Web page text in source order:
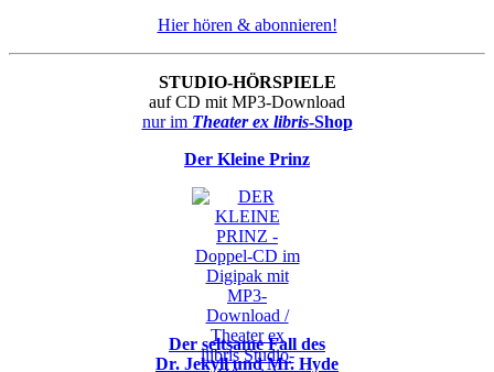
Hier hören & abonnieren!
STUDIO-HÖRSPIELE
auf CD mit MP3-Download
nur imTheater ex libris-Shop
Der Kleine Prinz
Der seltsame Fall des
Dr. Jekyll und Mr. Hyde